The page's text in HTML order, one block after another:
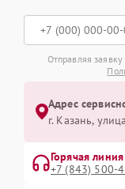
Отправляя
Адрес
г. Казань,
Горячая линия
+7 (843) 500-